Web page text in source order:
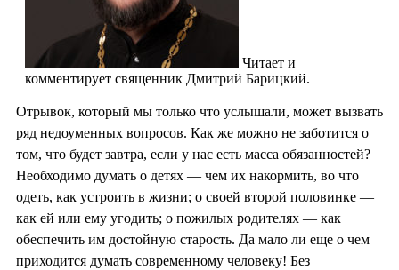
Читает и
комментирует священник Дмитрий Барицкий.
Отрывок, который мы только что услышали, может вызвать
ряд недоуменных вопросов. Как же можно не заботится о
том, что будет завтра, если у нас есть масса обязанностей?
Необходимо думать о детях — чем их накормить, во что
одеть, как устроить в жизни; о своей второй половинке —
как ей или ему угодить; о пожилых родителях — как
обеспечить им достойную старость. Да мало ли еще о чем
приходится думать современному человеку! Без